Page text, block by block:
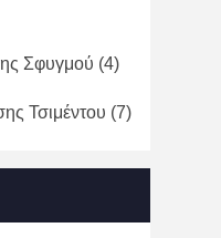
Σφυγμού (4)
Τσιμέντου (7)